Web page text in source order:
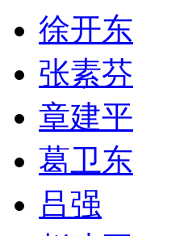
徐开东
张素芬
章建平
葛卫东
吕强